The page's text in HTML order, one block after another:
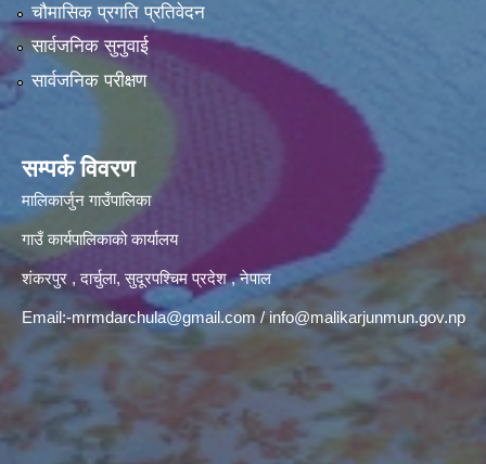
चौमासिक प्रगति प्रतिवेदन
सार्वजनिक सुनुवाई
सार्वजनिक परीक्षण
सम्पर्क विवरण
मालिकार्जुन गाउँपालिका
गाउँ कार्यपालिकाको कार्यालय
शंकरपुर , दार्चुला, सुदूरपश्चिम प्रदेश , नेपाल
Email:-mrmdarchula@gmail.com /info@malikarjunmun.gov.np